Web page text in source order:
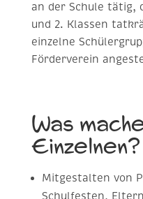
an der Schule tätig,
und 2. Klassen
einzelne
Förderverein
Was
Einzelnen?
Mitgestalten von
Schulfesten,